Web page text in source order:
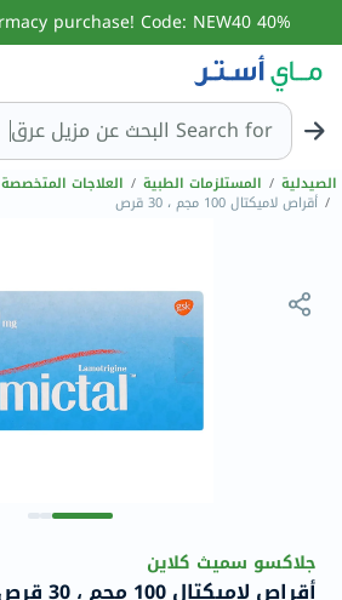
40% off 1st online pharmacy purchase! Code: NEW40
Search for
الصيدلية / المستلزمات الطبية / العلاجات المتخصصة
/ أقراص لاميكتال 100 مجم ، 30 قرص
جلاكسو سميث كلاين
أقراص لاميكتال 100 مجم ، 30 قرص